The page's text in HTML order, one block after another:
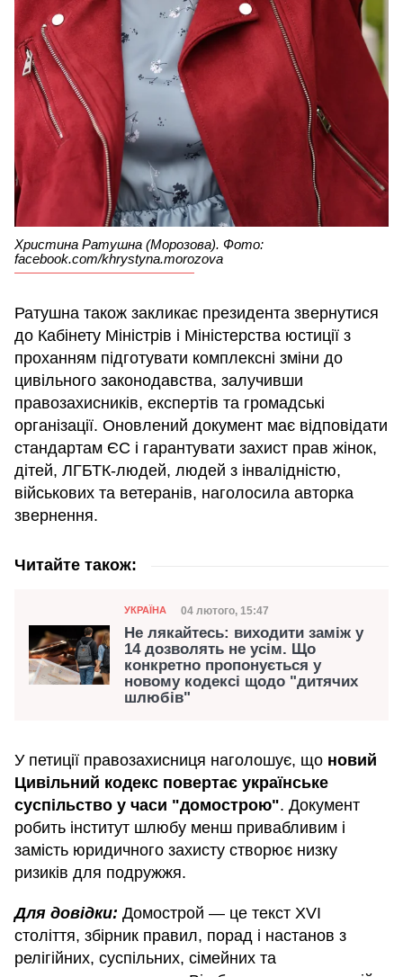
Христина Ратушна (Морозова). Фото:
facebook.com/khrystyna.morozova
Ратушна також закликає президента звернутися
до Кабінету Міністрів і Міністерства юстиції з
проханням підготувати комплексні зміни до
цивільного законодавства, залучивши
правозахисників, експертів та громадські
організації. Оновлений документ має відповідати
стандартам ЄС і гарантувати захист прав жінок,
дітей, ЛГБТК-людей, людей з інвалідністю,
військових та ветеранів, наголосила авторка
звернення.
Читайте також:
Категорія
УКРАЇНА Дата публікації
04 лютого, 15:47
Не лякайтесь: виходити заміж у
14 дозволять не усім. Що
конкретно пропонується у
новому кодексі щодо "дитячих
шлюбів"
У петиції правозахисниця наголошує, що новий
Цивільний кодекс повертає українське
суспільство у часи "домострою". Документ
робить інститут шлюбу менш привабливим і
замість юридичного захисту створює низку
ризиків для подружжя.
Для довідки: Домострой — це текст XVI
століття, збірник правил, порад і настанов з
релігійних, суспільних, сімейних та